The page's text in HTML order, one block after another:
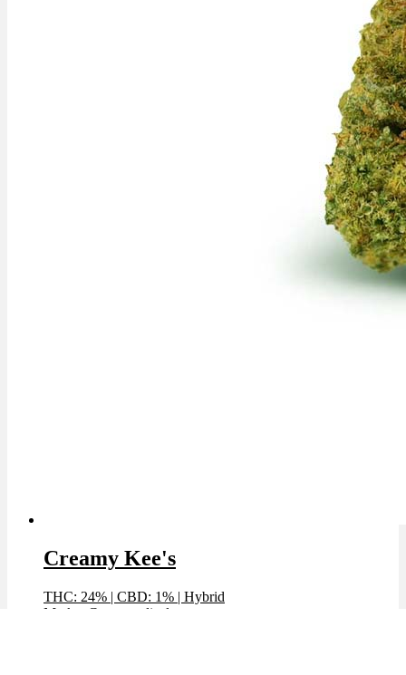
Creamy Kee's
THC: 24% | CBD: 1% | Hybrid
Marke: Cannamedical